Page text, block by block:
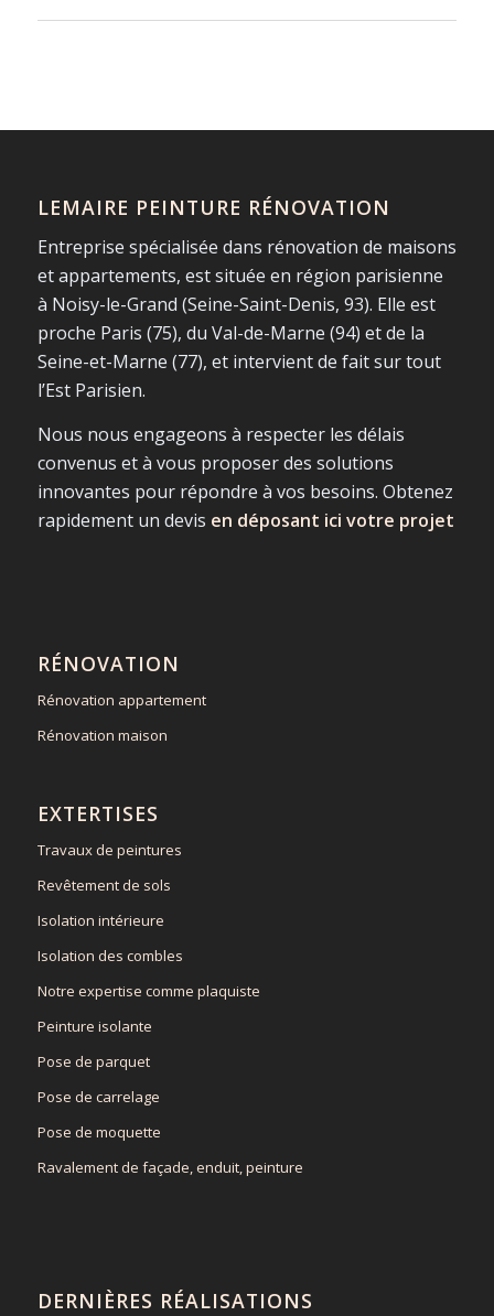
LEMAIRE PEINTURE RÉNOVATION
Entreprise spécialisée dans rénovation de maisons
et appartements, est située en région parisienne
à Noisy-le-Grand (Seine-Saint-Denis, 93). Elle est
proche Paris (75), du Val-de-Marne (94) et de la
Seine-et-Marne (77), et intervient de fait sur tout
l’Est Parisien.
Nous nous engageons à respecter les délais
convenus et à vous proposer des solutions
innovantes pour répondre à vos besoins. Obtenez
rapidement un devis en déposant ici votre projet
RÉNOVATION
Rénovation appartement
Rénovation maison
EXTERTISES
Travaux de peintures
Revêtement de sols
Isolation intérieure
Isolation des combles
Notre expertise comme plaquiste
Peinture isolante
Pose de parquet
Pose de carrelage
Pose de moquette
Ravalement de façade, enduit, peinture
DERNIÈRES RÉALISATIONS